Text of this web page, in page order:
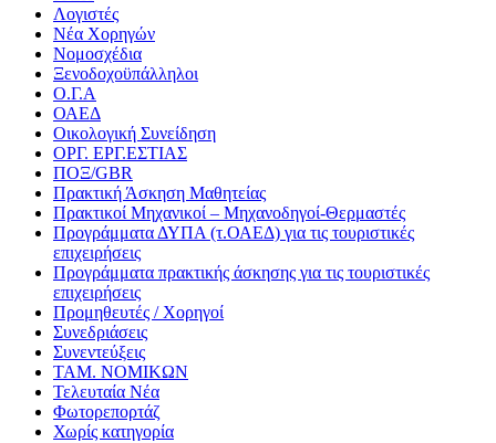
Λογιστές
Νέα Χορηγών
Νομοσχέδια
Ξενοδοχοϋπάλληλοι
Ο.Γ.Α
ΟΑΕΔ
Οικολογική Συνείδηση
ΟΡΓ. ΕΡΓ.ΕΣΤΙΑΣ
ΠΟΞ/GBR
Πρακτική Άσκηση Μαθητείας
Πρακτικοί Μηχανικοί – Μηχανοδηγοί-Θερμαστές
Προγράμματα ΔΥΠΑ (τ.ΟΑΕΔ) για τις τουριστικές
επιχειρήσεις
Προγράμματα πρακτικής άσκησης για τις τουριστικές
επιχειρήσεις
Προμηθευτές / Χορηγοί
Συνεδριάσεις
Συνεντεύξεις
ΤΑΜ. ΝΟΜΙΚΩΝ
Τελευταία Νέα
Φωτορεπορτάζ
Χωρίς κατηγορία